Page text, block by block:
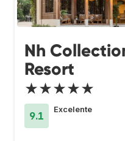
Nh
Resort
★★★★★
9.1
Excelente